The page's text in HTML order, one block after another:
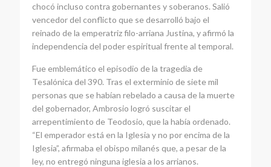
chocó incluso contra gobernantes y soberanos. Salió
vencedor del conflicto que se desarrolló bajo el
reinado de la emperatriz filo-arriana Justina, y afirmó la
independencia del poder espiritual frente al temporal.
Fue emblemático el episodio de la tragedia de
Tesalónica del 390. Tras el exterminio de siete mil
personas que se habían rebelado a causa de la muerte
del gobernador, Ambrosio logró suscitar el
arrepentimiento de Teodosio, que la había ordenado.
“El emperador está en la Iglesia y no por encima de la
Iglesia”, afirmaba el obispo milanés que, a pesar de la
ley, no entregó ninguna iglesia a los arrianos.